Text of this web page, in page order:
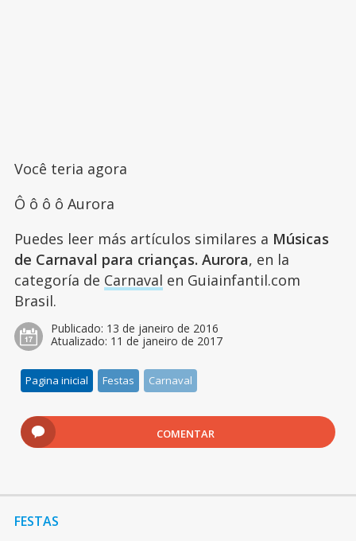
Você teria agora
Ô ô ô ô Aurora
Puedes leer más artículos similares a Músicas
de Carnaval para crianças. Aurora, en la
categoría de Carnaval en Guiainfantil.com
Brasil.
Publicado: 13 de janeiro de 2016
Atualizado: 11 de janeiro de 2017
Pagina inicial Festas Carnaval
COMENTAR
FESTAS